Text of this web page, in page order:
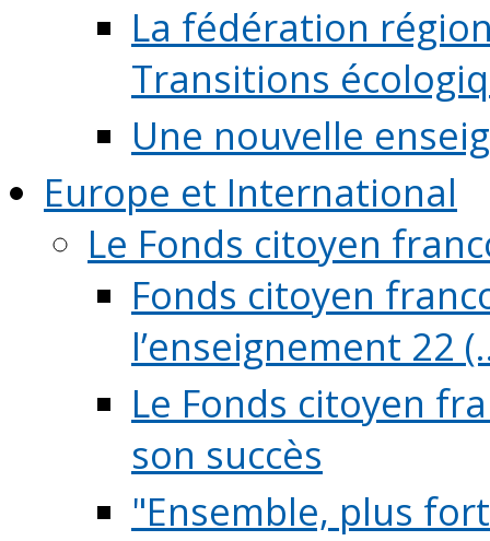
La fédération
Transitions
Une nouvelle
Europe et International
Le Fonds citoyen
Fonds citoyen
l’enseignement 22
Le Fonds citoyen
son succès
"Ensemble, plus